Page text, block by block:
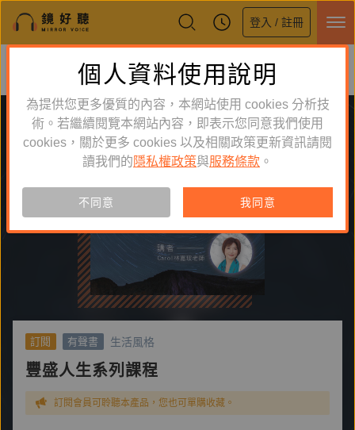
登入 / 註冊
鏡好聽全新APP上線
體驗全面升級，即刻下載
訂閱 有聲書 生活風格
豐盛人生系列課程
訂閱會員可聆聽本產品，您也可單購收藏。
個人資料使用說明
為提供您更多優質的內容，本網站使用 cookies 分析技
術。若繼續閱覽本網站內容，即表示您同意我們使用
cookies，關於更多 cookies 以及相關政策更新資訊請閱
讀我們的 隱私權政策與服務條款 。
不同意 我同意